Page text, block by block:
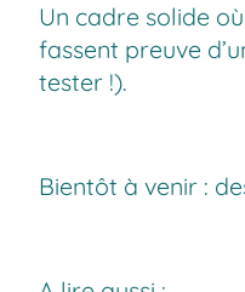
Un cadre solide
fassent preuve
tester !).
Bientôt à venir :